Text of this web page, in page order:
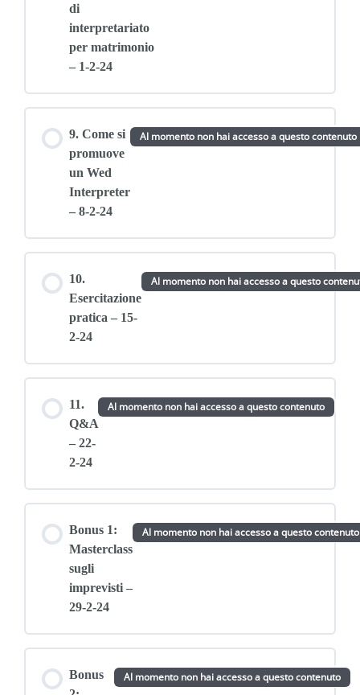
di
interpretariato
per matrimonio
– 1-2-24
9. Come si
promuove
un Wed
Interpreter
– 8-2-24
Al momento non hai accesso a questo contenuto
10.
Esercitazione
pratica – 15-
2-24
Al momento non hai accesso a questo
11.
Q&A
– 22-
2-24
Al momento non hai accesso a questo contenuto
Bonus 1:
Masterclass
sugli
imprevisti –
29-2-24
Al momento non hai accesso a questo contenuto
Bonus
Al momento non hai accesso a questo contenuto